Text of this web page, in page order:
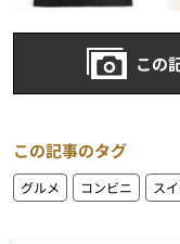
この
この記事のタグ
グルメ コンビニ ス